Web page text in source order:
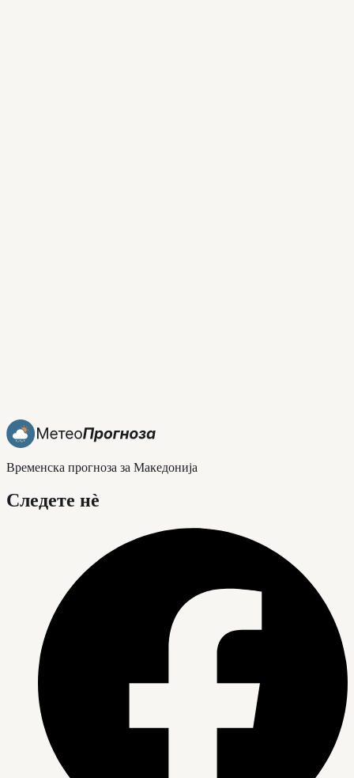
Временска прогноза за Македонија
Следете нè